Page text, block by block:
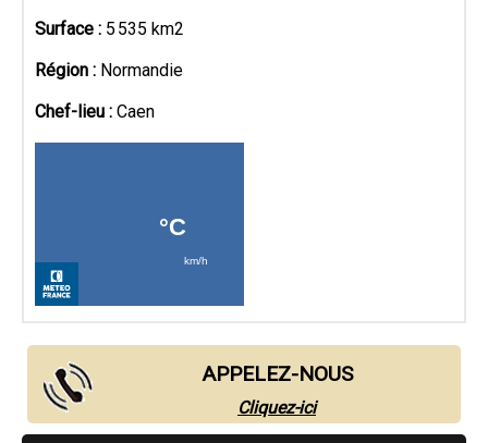
Surface : 5 535 km2
Région : Normandie
Chef-lieu : Caen
APPELEZ-NOUS
Cliquez-ici